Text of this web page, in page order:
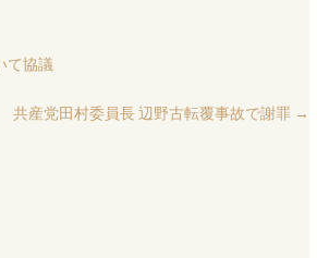
て協議
共産党田村委員長 辺野古転覆事故で謝罪 →